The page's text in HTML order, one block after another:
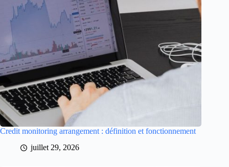
Credit monitoring arrangement : définition et fonctionnement
juillet 29, 2026